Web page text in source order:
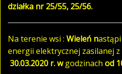
działka nr 25/55, 25/56.
Na terenie wsi : Wieleń n
energii elektrycznej zasilanej
30.03.2020 r. wgodzinach od